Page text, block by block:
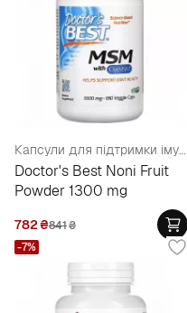
Капсули для підтримки імунітету "Порошок плодів ноні", 1300 мг
Doctor's Best Noni Fruit
Powder 1300 mg
782₴841₴
-7%